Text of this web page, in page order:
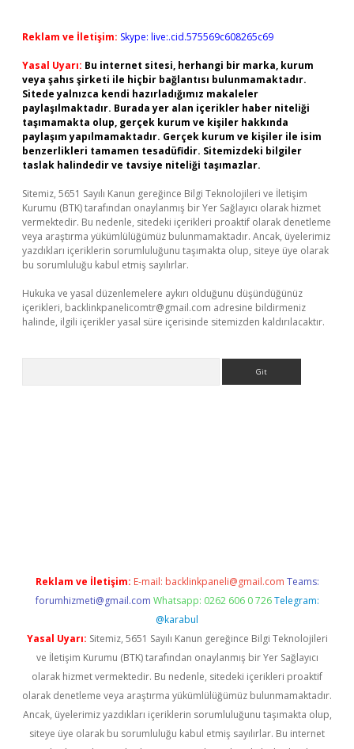
Reklam ve İletişim: Skype: live:.cid.575569c608265c69
Yasal Uyarı: Bu internet sitesi, herhangi bir marka, kurum
veya şahıs şirketi ile hiçbir bağlantısı bulunmamaktadır.
Sitede yalnızca kendi hazırladığımız makaleler
paylaşılmaktadır. Burada yer alan içerikler haber niteliği
taşımamakta olup, gerçek kurum ve kişiler hakkında
paylaşım yapılmamaktadır. Gerçek kurum ve kişiler ile isim
benzerlikleri tamamen tesadüfidir. Sitemizdeki bilgiler
taslak halindedir ve tavsiye niteliği taşımazlar.
Sitemiz, 5651 Sayılı Kanun gereğince Bilgi Teknolojileri ve İletişim
Kurumu (BTK) tarafından onaylanmış bir Yer Sağlayıcı olarak hizmet
vermektedir. Bu nedenle, sitedeki içerikleri proaktif olarak denetleme
veya araştırma yükümlülüğümüz bulunmamaktadır. Ancak, üyelerimiz
yazdıkları içeriklerin sorumluluğunu taşımakta olup, siteye üye olarak
bu sorumluluğu kabul etmiş sayılırlar.
Hukuka ve yasal düzenlemelere aykırı olduğunu düşündüğünüz
içerikleri, backlinkpanelicomtr@gmail.com adresine bildirmeniz
halinde, ilgili içerikler yasal süre içerisinde sitemizden kaldırılacaktır.
Reklam ve İletişim: E-mail: backlinkpaneli@gmail.com Teams:
forumhizmeti@gmail.com Whatsapp: 0262 606 0 726 Telegram:
@karabul
Yasal Uyarı: Sitemiz, 5651 Sayılı Kanun gereğince Bilgi Teknolojileri
ve İletişim Kurumu (BTK) tarafından onaylanmış bir Yer Sağlayıcı
olarak hizmet vermektedir. Bu nedenle, sitedeki içerikleri proaktif
olarak denetleme veya araştırma yükümlülüğümüz bulunmamaktadır.
Ancak, üyelerimiz yazdıkları içeriklerin sorumluluğunu taşımakta olup,
siteye üye olarak bu sorumluluğu kabul etmiş sayılırlar. Bu internet